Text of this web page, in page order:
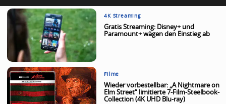
4K Streaming
Gratis Streaming: Disney+ und
Paramount+ wägen den Einstieg ab
Filme
Wieder vorbestellbar: „A Nightmare on
Elm Street“ limitierte 7-Film-Steelbook-
Collection (4K UHD Blu-ray)